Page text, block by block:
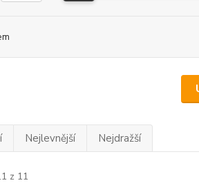
Nejlevnější Nejdražší
z 11